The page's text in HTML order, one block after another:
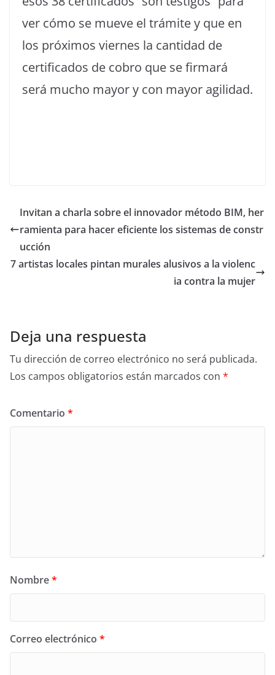
ver cómo se mueve el trámite y que en
los próximos viernes la cantidad de
certificados de cobro que se firmará
será mucho mayor y con mayor agilidad.
Invitan a charla sobre el innovador método BIM, her
ramienta para hacer eficiente los sistemas de constr
ucción
7 artistas locales pintan murales alusivos a la violenc
ia contra la mujer
Deja una respuesta
Tu dirección de correo electrónico no será publicada.
Los campos obligatorios están marcados con *
Comentario *
Nombre*
Correo electrónico *